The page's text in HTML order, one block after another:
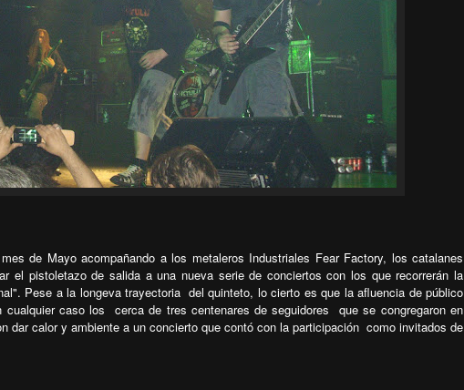
de Mayo acompañando a los metaleros Industriales Fear Factory, los catalanes
el pistoletazo de salida a una nueva serie de conciertos con los que recorrerán la
Pese a la longeva trayectoria del quinteto, lo cierto es que la afluencia de público
caso los cerca de tres centenares de seguidores
que se congregaronen
dar calor y ambiente a un concierto que contó con la participación como invitados de